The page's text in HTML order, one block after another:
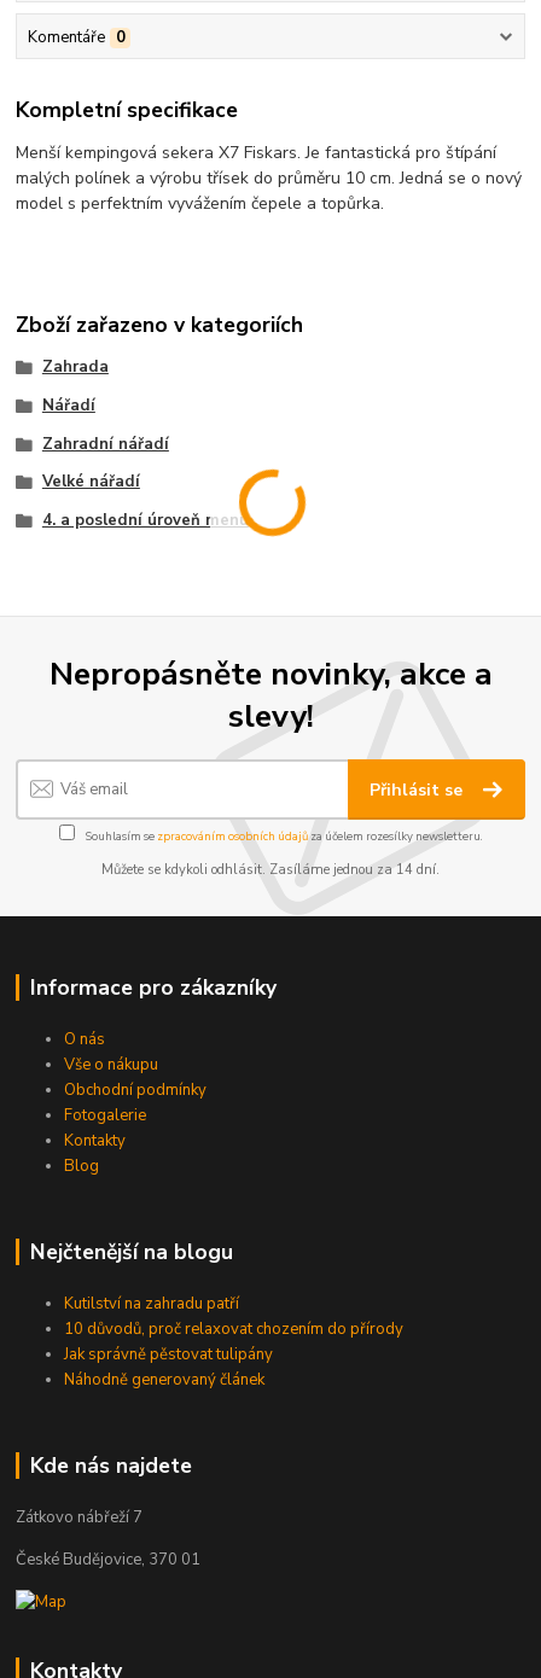
Komentáře 0
Kompletní specifikace
Menší kempingová sekera X7 Fiskars. Je fantastická pro štípání
malých polínek a výrobu třísek do průměru 10 cm. Jedná se o nový
model s perfektním vyvážením čepele a topůrka.
Zboží zařazeno v kategoriích
Zahrada
Nářadí
Zahradní nářadí
Velké nářadí
4. a poslední úroveň menu
Nepropásněte novinky, akce a
slevy!
Přihlásit se
Souhlasím se zpracováním osobních údajůza účelem rozesílky newsletteru.
Můžete se kdykoli odhlásit. Zasíláme jednou za 14 dní.
Informace pro zákazníky
O nás
Vše o nákupu
Obchodní podmínky
Fotogalerie
Kontakty
Blog
Nejčtenější na blogu
Kutilství na zahradu patří
10 důvodů, proč relaxovat chozením do přírody
Jak správně pěstovat tulipány
Náhodně generovaný článek
Kde nás najdete
Zátkovo nábřeží 7
České Budějovice, 370 01
Kontakty